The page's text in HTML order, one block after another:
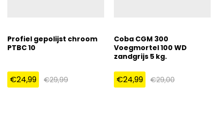
Profiel gepolijst chroom
PTBC 10
€24,99 €29,99
Coba CGM 300
Voegmortel 100 WD
zandgrijs 5 kg.
€24,99 €29,00